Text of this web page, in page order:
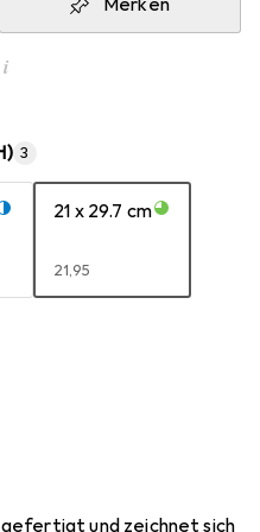
Merken
i
3
21 x 29.7 cm
EUR
21,95
gefertigt und zeichnet sich